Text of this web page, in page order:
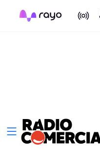
On Air